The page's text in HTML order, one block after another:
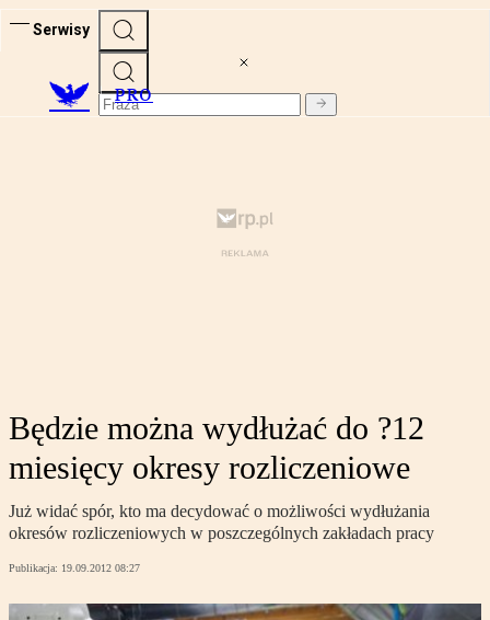
Serwisy
PRO
Będzie można wydłużać do ?12
miesięcy okresy rozliczeniowe
Już widać spór, kto ma decydować o możliwości wydłużania
okresów rozliczeniowych w poszczególnych zakładach pracy
Publikacja: 19.09.2012 08:27